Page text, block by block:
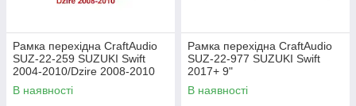
Рамка перехідна CraftAudio
SUZ-22-259 SUZUKI Swift
2004-2010/Dzire 2008-2010
10"
В наявності
Рамка перехідна CraftAudio
SUZ-22-977 SUZUKI Swift
2017+ 9"
В наявності